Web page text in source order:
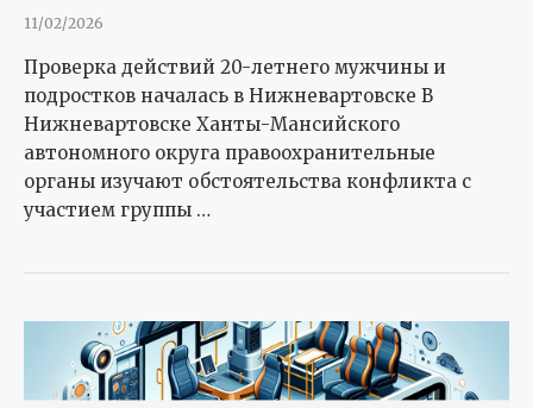
11/02/2026
Проверка действий 20-летнего мужчины и
подростков началась в Нижневартовске В
Нижневартовске Ханты-Мансийского
автономного округа правоохранительные
органы изучают обстоятельства конфликта с
участием группы …